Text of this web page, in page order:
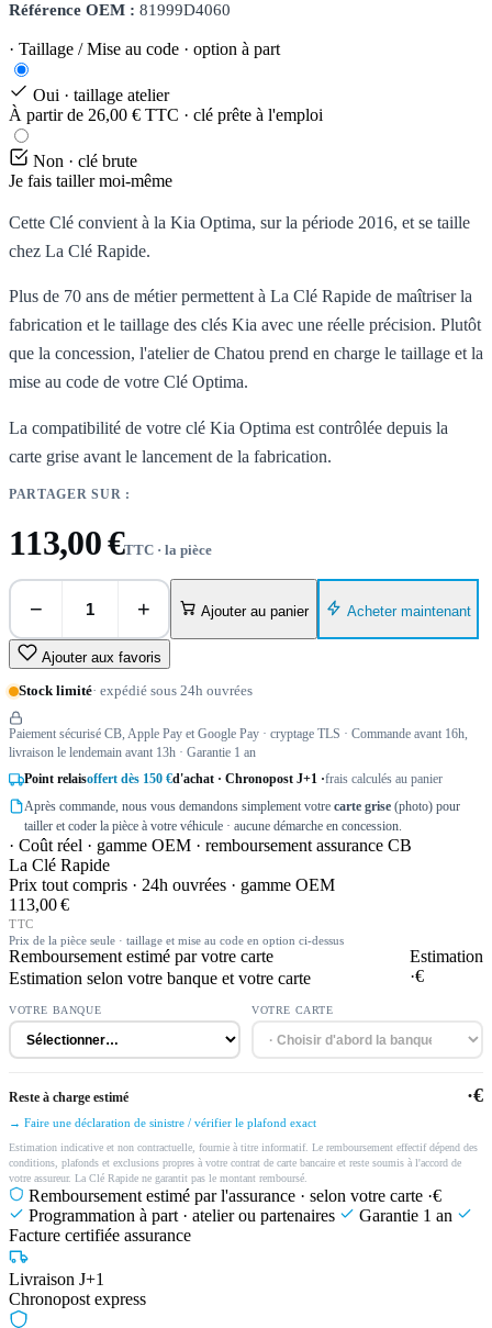
Référence OEM : 81999D4060
· Taillage / Mise au code · option à part
Oui · taillage atelier
À partir de 26,00 € TTC · clé prête à l'emploi
Non · clé brute
Je fais tailler moi-même
Cette Clé convient à la Kia Optima, sur la période 2016, et se taille
chez La Clé Rapide.
Plus de 70 ans de métier permettent à La Clé Rapide de maîtriser la
fabrication et le taillage des clés Kia avec une réelle précision. Plutôt
que la concession, l'atelier de Chatou prend en charge le taillage et la
mise au code de votre Clé Optima.
La compatibilité de votre clé Kia Optima est contrôlée depuis la
carte grise avant le lancement de la fabrication.
PARTAGER SUR :
113,00 €TTC · la pièce
− + Ajouter au panier Acheter maintenant
Ajouter aux favoris
Stock limité· expédié sous 24h ouvrées
Paiement sécurisé CB, Apple Pay et Google Pay · cryptage TLS · Commande avant 16h,
livraison le lendemain avant 13h · Garantie 1 an
Point relaisoffert dès 150 €d'achat · Chronopost J+1 ·frais calculés au panier
Après commande, nous vous demandons simplement votre carte grise (photo) pour
tailler et coder la pièce à votre véhicule · aucune démarche en concession.
· Coût réel · gamme OEM · remboursement assurance CB
La Clé Rapide
Prix tout compris · 24h ouvrées · gamme OEM
113,00 €
TTC
Prix de la pièce seule · taillage et mise au code en option ci-dessus
Remboursement estimé par votre carte
Estimation selon votre banque et votre carte
Estimation
·€
VOTRE BANQUE VOTRE CARTE
Reste à charge estimé ·€
→ Faire une déclaration de sinistre / vérifier le plafond exact
Estimation indicative et non contractuelle, fournie à titre informatif. Le remboursement effectif dépend des
conditions, plafonds et exclusions propres à votre contrat de carte bancaire et reste soumis à l'accord de
votre assureur. La Clé Rapide ne garantit pas le montant remboursé.
Remboursement estimé par l'assurance · selon votre carte ·€
Programmation à part · atelier ou partenaires
Garantie 1 an
Facture certifiée assurance
Livraison J+1
Chronopost express